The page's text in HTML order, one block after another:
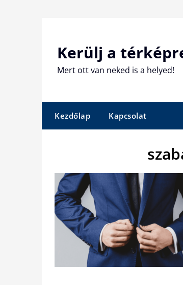
Kerülj a
Mert ott van neked is a helyed!
Kezdőlap Kapcsolat